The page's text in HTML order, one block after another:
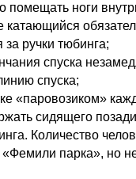
помещать ноги
катающийся
за ручки тюбинга;
спуска
спуска;
«паровозиком»
сидящего
Количество
«Фемили парка», но